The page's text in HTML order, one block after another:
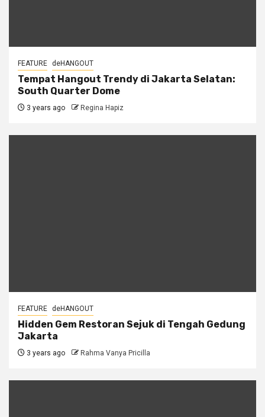
FEATURE deHANGOUT
Tempat Hangout Trendy di Jakarta Selatan:
South Quarter Dome
3 years ago Regina Hapiz
FEATURE deHANGOUT
Hidden Gem Restoran Sejuk di Tengah Gedung
Jakarta
3 years ago Rahma Vanya Pricilla